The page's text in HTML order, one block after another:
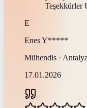
Teşekkürler
E
EnesY*****
Mühendis ·
17.01.2026